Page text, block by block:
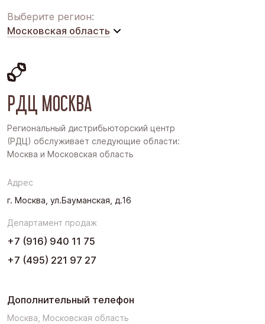
Выберите регион:
Московская область
Восточная Сибирь
Дальний Восток
Поволжье
Урал
РДЦ МОСКВА
Региональный дистрибьюторский центр
(РДЦ) обслуживает следующие области:
Москва и Московская область
Адрес
г. Москва, ул.Бауманская, д.16
Департамент продаж
+7 (916) 940 11 75
+7 (495) 221 97 27
Дополнительный телефон
Москва, Московская область